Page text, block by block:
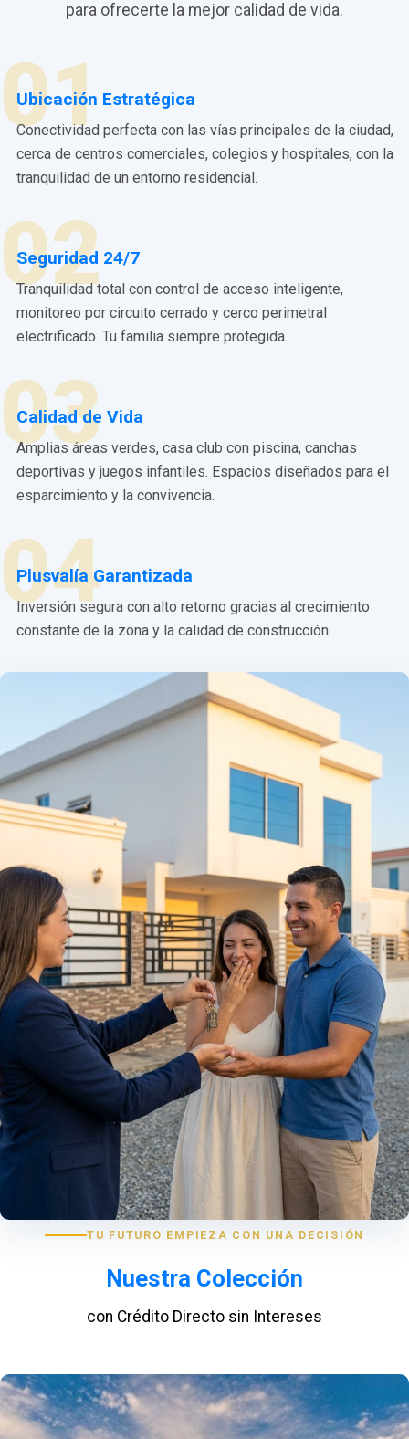
para ofrecerte la mejor calidad de vida.
01
Ubicación Estratégica
Conectividad perfecta con las vías principales de la ciudad,
cerca de centros comerciales, colegios y hospitales, con la
tranquilidad de un entorno residencial.
02
Seguridad 24/7
Tranquilidad total con control de acceso inteligente,
monitoreo por circuito cerrado y cerco perimetral
electrificado. Tu familia siempre protegida.
03
Calidad de Vida
Amplias áreas verdes, casa club con piscina, canchas
deportivas y juegos infantiles. Espacios diseñados para el
esparcimiento y la convivencia.
04
Plusvalía Garantizada
Inversión segura con alto retorno gracias al crecimiento
constante de la zona y la calidad de construcción.
TU FUTURO EMPIEZA CON UNA DECISIÓN
Nuestra Colección
con Crédito Directo sin Intereses